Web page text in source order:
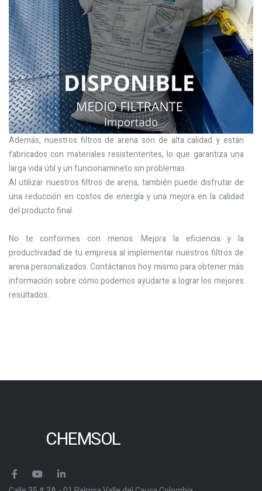
Además, nuestros filtros de arena son de alta calidad y están
fabricados con materiales resistententes, lo que garantiza una
larga vida útil y un funcionamineto sin problemas.
Al utilizar nuestros filtros de arena, también puede disfrutar de
una reducción en costos de energía y una mejora en la calidad
del producto final.
No te conformes con menos. Mejora la eficiencia y la
productivadad de tu empresa al implementar nuestros filtros de
arena personalizados. Contáctanos hoy mismo para obtener más
información sobre cómo podemos ayudarte a lograr los mejores
resultados.
CHEMSOL